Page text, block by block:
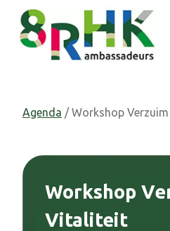
Doorgaan
naar
inhoud
Agenda / Workshop
Workshop
Vitaliteit